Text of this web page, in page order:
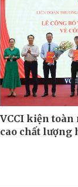
VCCI kiện toàn
cao chất lượng